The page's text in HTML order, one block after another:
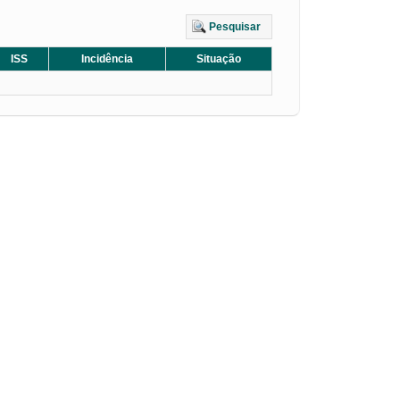
Pesquisar
ISS Incidência
Situação